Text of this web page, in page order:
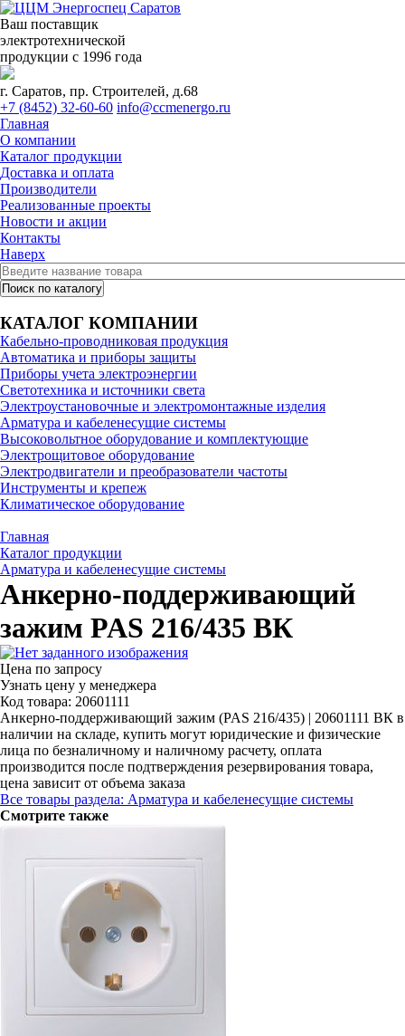
Ваш поставщик
электротехнической
продукции с 1996 года
г. Саратов, пр. Строителей, д.68
+7 (8452) 32-60-60 info@ccmenergo.ru
Главная
О компании
Каталог продукции
Доставка и оплата
Производители
Реализованные проекты
Новости и акции
Контакты
Наверх
КАТАЛОГ КОМПАНИИ
Кабельно-проводниковая продукция
Автоматика и приборы защиты
Приборы учета электроэнергии
Светотехника и источники света
Электроустановочные и электромонтажные изделия
Арматура и кабеленесущие системы
Высоковольтное оборудование и комплектующие
Электрощитовое оборудование
Электродвигатели и преобразователи частоты
Инструменты и крепеж
Климатическое оборудование
Главная
Каталог продукции
Арматура и кабеленесущие системы
Анкерно-поддерживающий
зажим PAS 216/435 ВК
Цена по запросу
Узнать цену у менеджера
Код товара: 20601111
Анкерно-поддерживающий зажим (PAS 216/435) | 20601111 ВК в
наличии на складе, купить могут юридические и физические
лица по безналичному и наличному расчету, оплата
производится после подтверждения резервирования товара,
цена зависит от объема заказа
Все товары раздела: Арматура и кабеленесущие системы
Смотрите также